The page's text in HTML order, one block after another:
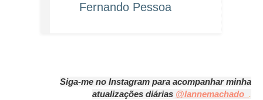
Fernando Pessoa
Siga-me no Instagram para acompanhar minha
atualizações diárias @lannemachado .